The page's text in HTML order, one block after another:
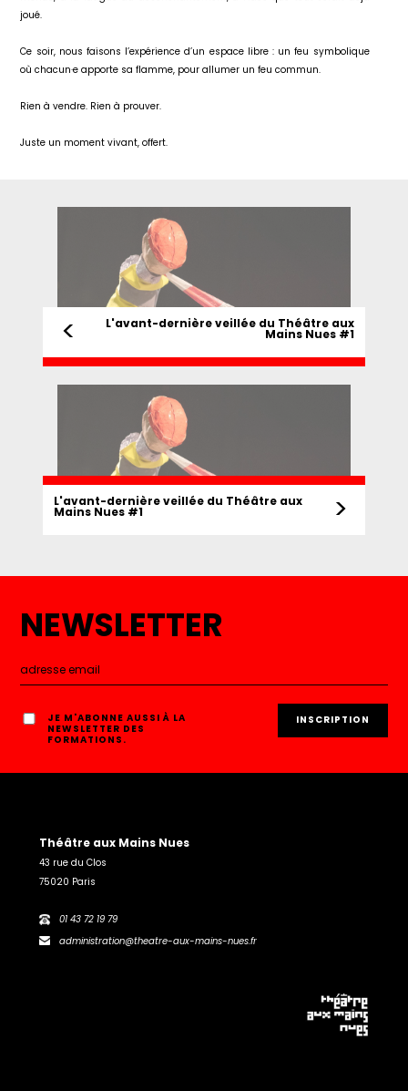
joué.
Ce soir, nous faisons l’expérience d’un espace libre : un feu symbolique
où chacun·e apporte sa flamme, pour allumer un feu commun.
Rien à vendre. Rien à prouver.
Juste un moment vivant, offert.
L'avant-dernière veillée du Théâtre aux
Mains Nues #1
<
L'avant-dernière veillée du Théâtre aux
Mains Nues #1 >
NEWSLETTER
JE M'ABONNE AUSSI À LA
NEWSLETTER DES
FORMATIONS.
Théâtre aux Mains Nues
43 rue du Clos
75020 Paris
01 43 72 19 79
administration@theatre-aux-mains-nues.fr